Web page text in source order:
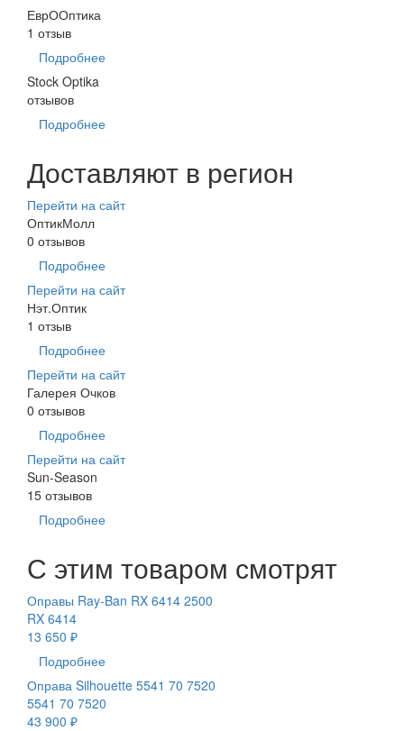
ЕврООптика
1 отзыв
Подробнее
Stock Optika
отзывов
Подробнее
Доставляют в регион
Перейти на сайт
ОптикМолл
0 отзывов
Подробнее
Перейти на сайт
Нэт.Оптик
1 отзыв
Подробнее
Перейти на сайт
Галерея Очков
0 отзывов
Подробнее
Перейти на сайт
Sun-Season
15 отзывов
Подробнее
С этим товаром смотрят
Оправы Ray-Ban RX 6414 2500
RX 6414
13 650 ₽
Подробнее
Оправа Silhouette 5541 70 7520
5541 70 7520
43 900 ₽